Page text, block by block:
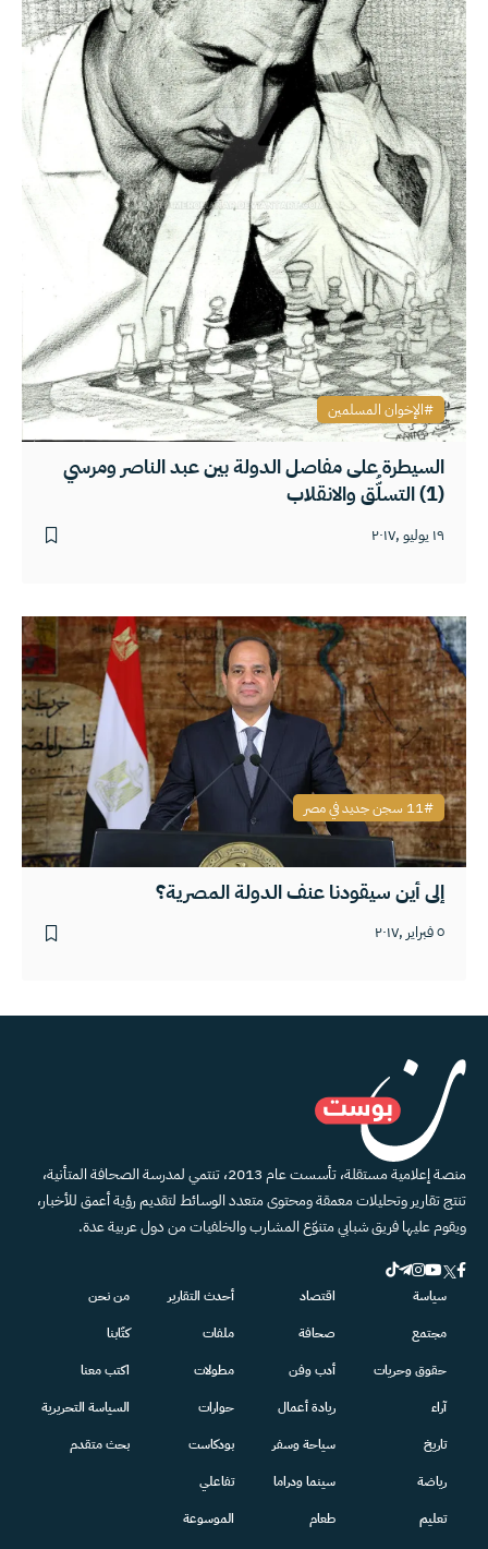
السيطرة على مفاصل الدولة بين عبد الناصر ومرسي
(1) التسلُّق والانقلاب
١٩ يوليو ,٢٠١٧
الإخوان المسلمين
إلى أين سيقودنا عنف الدولة المصرية؟
٥ فبراير ,٢٠١٧
11 سجن جديد في مصر
منصة إعلامية مستقلة، تأسست عام 2013، تنتمي لمدرسة الصحافة المتأنية،
تنتج تقارير وتحليلات معمقة ومحتوى متعدد الوسائط لتقديم رؤية أعمق للأخبار،
ويقوم عليها فريق شبابي متنوّع المشارب والخلفيات من دول عربية عدة.
سياسة
مجتمع
حقوق وحريات
آراء
تاريخ
رياضة
تعليم
اقتصاد
صحافة
أدب وفن
ريادة أعمال
سياحة وسفر
سينما ودراما
طعام
أحدث التقارير
ملفات
مطولات
حوارات
بودكاست
تفاعلي
الموسوعة
من نحن
كتّابنا
اكتب معنا
السياسة التحريرية
بحث متقدم